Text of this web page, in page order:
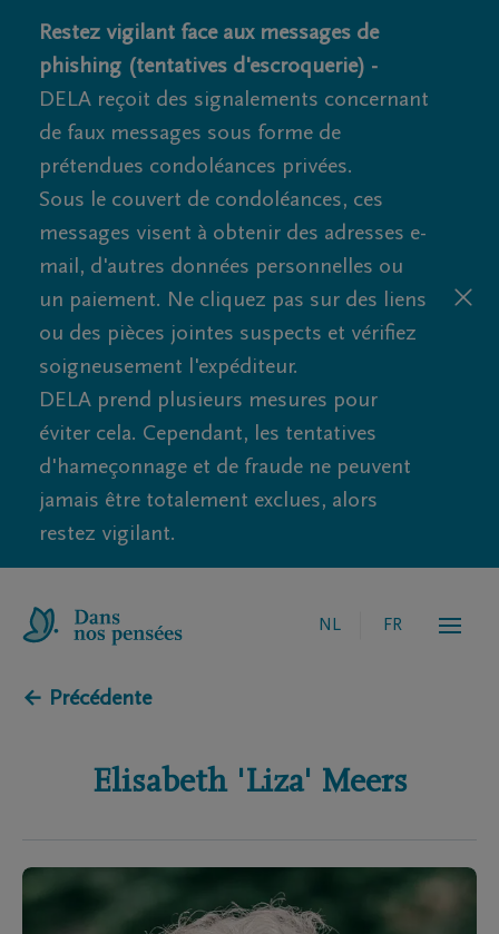
Restez vigilant face aux messages de
phishing (tentatives d'escroquerie) -
DELA reçoit des signalements concernant
de faux messages sous forme de
prétendues condoléances privées.
Sous le couvert de condoléances, ces
messages visent à obtenir des adresses e-
mail, d'autres données personnelles ou
un paiement. Ne cliquez pas sur des liens
ou des pièces jointes suspects et vérifiez
soigneusement l'expéditeur.
DELA prend plusieurs mesures pour
éviter cela. Cependant, les tentatives
d'hameçonnage et de fraude ne peuvent
jamais être totalement exclues, alors
restez vigilant.
NL FR
← Précédente
Elisabeth 'Liza' Meers